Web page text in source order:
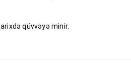
qüvvəyə minir.